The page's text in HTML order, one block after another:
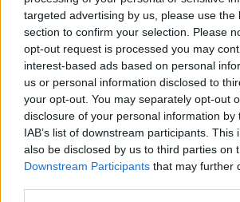
targeted advertising by us, please use the
section to confirm your selection. Please
opt-out request is processed you may
interest-based ads based on personal
us or personal information disclosed to
your opt-out. You may separately opt-out
disclosure of your personal information by
IAB’s list of downstream participants. This
also be disclosed by us to third parties on
Downstream Participants that may further
Els vestits de paper
enguany amb més
40 peces a concurs
31 de juliol de 2026
“L’eclipsi serà una
per a gaudir de les
d’Amposta”
31 de juliol de 2026